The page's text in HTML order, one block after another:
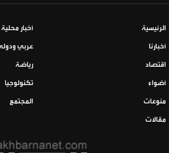
الرئيسية أخبار محلية
أخبارنا عربي
اقتصاد رياضة
أضواء تكنولوجيا
منوعات المجتمع
مقالات